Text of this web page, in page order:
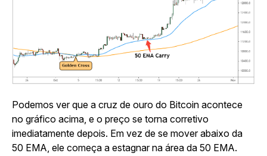
Podemos ver que a cruz de ouro do Bitcoin acontece
no gráfico acima, e o preço se torna corretivo
imediatamente depois. Em vez de se mover abaixo da
50 EMA, ele começa a estagnar na área da 50 EMA.